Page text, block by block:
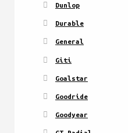
Dunlop
Durable
General
Giti
Goalstar
Goodride
Goodyear